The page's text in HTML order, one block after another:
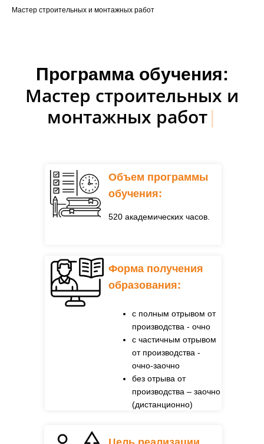
Мастер строительных и монтажных работ
Программа обучения:
Мастер строительных и
монтажных работ|
520 академических часов.
Объем программы
обучения:
с полным отрывом от
производства - очно
с частичным отрывом
от производства -
очно-заочно
без отрыва от
производства – заочно
(дистанционно)
Форма получения
образования: